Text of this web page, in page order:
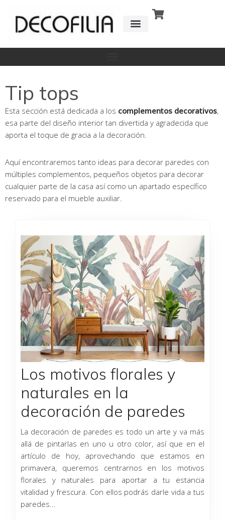
contenido
Tip tops
Esta sección está dedicada a los complementos decorativos,
esa parte del diseño interior tan divertida y agradecida que
aporta el toque de gracia a la decoración.
Aquí encontraremos tanto ideas para decorar paredes con
múltiples complementos, pequeños objetos para decorar
cualquier parte de la casa así como un apartado específico
reservado para el mueble auxiliar.
Los motivos florales y
naturales en la
decoración de paredes
La decoración de paredes es todo un arte y va más
allá de pintarlas en uno u otro color, así que en el
artículo de hoy, aprovechando que estamos en
primavera, queremos centrarnos en los motivos
florales y naturales para aportar a tu estancia
vitalidad y frescura. Con ellos podrás darle vida a tus
paredes...